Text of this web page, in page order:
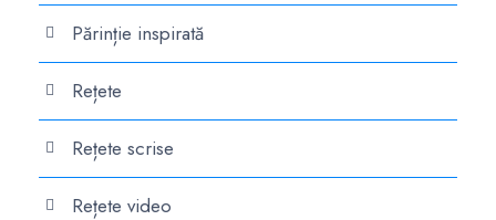
Părinție inspirată
Rețete
Rețete scrise
Rețete video